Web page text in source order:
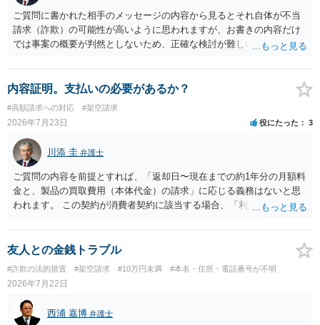
ご質問に書かれた相手のメッセージの内容から見るとそれ自体が不当
請求（詐欺）の可能性が高いように思われますが、お書きの内容だけ
では事案の概要が判然としないため、正確な検討が難しいです。例え
画面を見て貰いながらアドバイスう受けた方が確実です。
内容証明。支払いの必要があるか？
#高額請求への対応 #架空請求
2026年7月23日 役にたった 3
川添 圭 弁護士
ご質問の内容を前提とすれば、「返却日〜現在までの約1年分の月額料
金と、製品の買取費用（本体代金）の請求」に応じる義務はないと思
われます。 この契約が消費者契約に該当する場合、「利用料金の未納
も不当条項として無効になると解されます（消費者契約法10条）。消
費者契約に該当しない場合でも、ご質問の記載を前提とすればそのよ
うな条項は存在しないので請求自体が不当ということになります。 メ
ールでのやり取りも証拠になりますので、あなたとしては、毅然と請
求を拒絶することを伝えるべきでしょう（ただし未納料金があること
に争いがない場合には未納料金は支払う必要があるかもしれませ
ん）。それ以上の話し合いには応じないという対応を考えられます。
友人との金銭トラブル
#詐欺の法的措置 #架空請求 #10万円未満 #本名・住所・電話番号が不明
2026年7月22日
西浦 嘉博 弁護士